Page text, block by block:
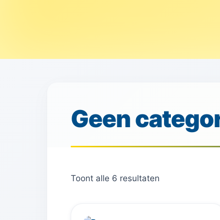
Geen
Toont alle 6 resultaten